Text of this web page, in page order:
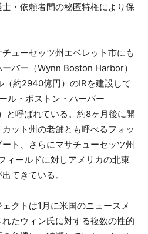
・依頼者間の秘匿特権により保
ューセッツ州エベレット市にも
バー（Wynn Boston Harbor）
（約2940億円）のIRを建設して
ル・ボストン・ハーバー
と呼ばれている。約8ヶ月後に開
ット州の老舗とも呼べるフォッ
ト、さらにマサチューセッツ州
ィールドに対しアメリカの北東
てきている。
クトは1月に米国のニュースメ
たウィン氏に対する複数の性的